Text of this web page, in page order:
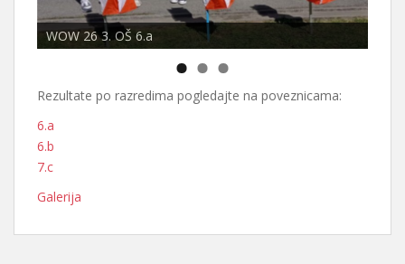
WOW 26 3. OŠ 6.a
Rezultate po razredima pogledajte na poveznicama:
6.a
6.b
7.c
Galerija